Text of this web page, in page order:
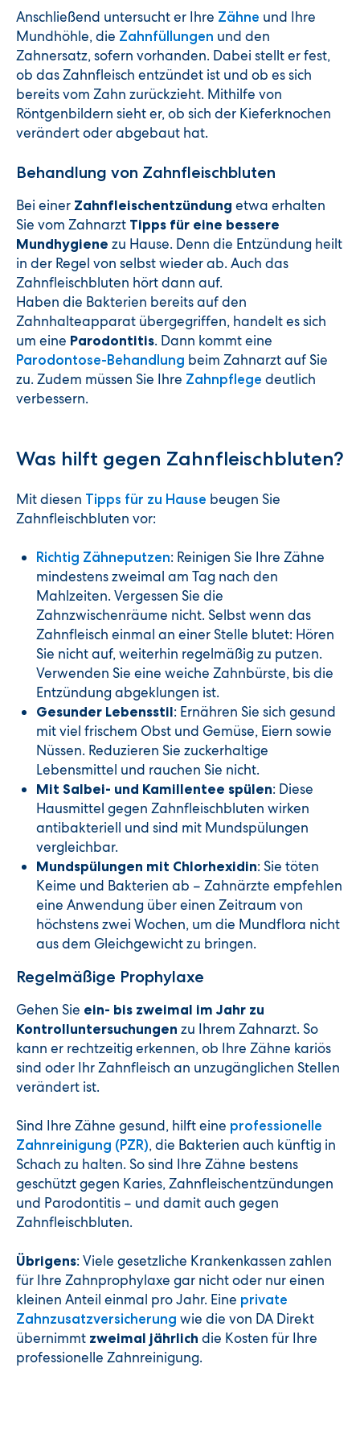
Anschließend untersucht er Ihre Zähne und Ihre
Mundhöhle, die Zahnfüllungen und den
Zahnersatz, sofern vorhanden. Dabei stellt er fest,
ob das Zahnfleisch entzündet ist und ob es sich
bereits vom Zahn zurückzieht. Mithilfe von
Röntgenbildern sieht er, ob sich der Kieferknochen
verändert oder abgebaut hat.
Behandlung von Zahnfleischbluten
Bei einer Zahnfleischentzündung etwa erhalten
Sie vom Zahnarzt Tipps für eine bessere
Mundhygiene zu Hause. Denn die Entzündung heilt
in der Regel von selbst wieder ab. Auch das
Zahnfleischbluten hört dann auf.
Haben die Bakterien bereits auf den
Zahnhalteapparat übergegriffen, handelt es sich
um eine Parodontitis. Dann kommt eine
Parodontose-Behandlung beim Zahnarzt auf Sie
zu. Zudem müssen Sie Ihre Zahnpflege deutlich
verbessern.
Was hilft gegen Zahnfleischbluten?
Mit diesen Tipps für zu Hause beugen Sie
Zahnfleischbluten vor:
Richtig Zähneputzen: Reinigen Sie Ihre Zähne
mindestens zweimal am Tag nach den
Mahlzeiten. Vergessen Sie die
Zahnzwischenräume nicht. Selbst wenn das
Zahnfleisch einmal an einer Stelle blutet: Hören
Sie nicht auf, weiterhin regelmäßig zu putzen.
Verwenden Sie eine weiche Zahnbürste, bis die
Entzündung abgeklungen ist.
Gesunder Lebensstil: Ernähren Sie sich gesund
mit viel frischem Obst und Gemüse, Eiern sowie
Nüssen. Reduzieren Sie zuckerhaltige
Lebensmittel und rauchen Sie nicht.
Mit Salbei- und Kamillentee spülen: Diese
Hausmittel gegen Zahnfleischbluten wirken
antibakteriell und sind mit Mundspülungen
vergleichbar.
Mundspülungen mit Chlorhexidin: Sie töten
Keime und Bakterien ab – Zahnärzte empfehlen
eine Anwendung über einen Zeitraum von
höchstens zwei Wochen, um die Mundflora nicht
aus dem Gleichgewicht zu bringen.
Regelmäßige Prophylaxe
Gehen Sie ein- bis zweimal im Jahr zu
Kontrolluntersuchungen zu Ihrem Zahnarzt. So
kann er rechtzeitig erkennen, ob Ihre Zähne kariös
sind oder Ihr Zahnfleisch an unzugänglichen Stellen
verändert ist.
Sind Ihre Zähne gesund, hilft eine professionelle
Zahnreinigung (PZR), die Bakterien auch künftig in
Schach zu halten. So sind Ihre Zähne bestens
geschützt gegen Karies, Zahnfleischentzündungen
und Parodontitis – und damit auch gegen
Zahnfleischbluten.
Übrigens: Viele gesetzliche Krankenkassen zahlen
für Ihre Zahnprophylaxe gar nicht oder nur einen
kleinen Anteil einmal pro Jahr. Eine private
Zahnzusatzversicherung wie die von DA Direkt
übernimmt zweimal jährlich die Kosten für Ihre
professionelle Zahnreinigung.